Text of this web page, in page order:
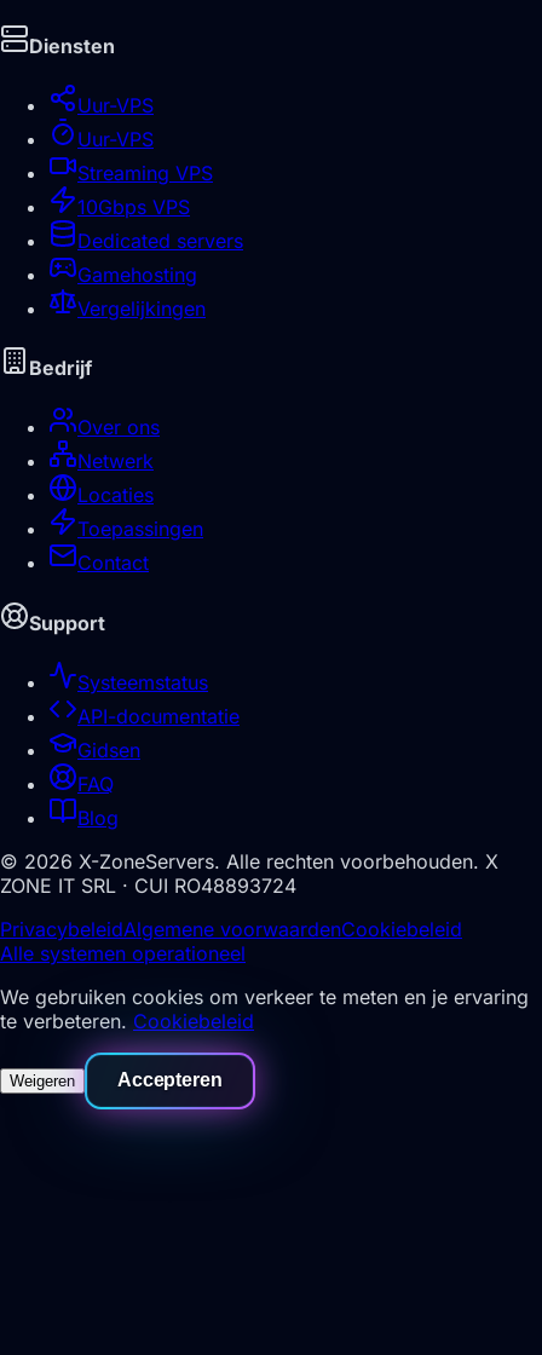
Diensten
Uur-VPS
Uur-VPS
Streaming VPS
10Gbps VPS
Dedicated servers
Gamehosting
Vergelijkingen
Bedrijf
Over ons
Netwerk
Locaties
Toepassingen
Contact
Support
Systeemstatus
API-documentatie
Gidsen
FAQ
Blog
© 2026 X-ZoneServers. Alle rechten voorbehouden. X
ZONE IT SRL · CUI RO48893724
PrivacybeleidAlgemene voorwaardenCookiebeleid
Alle systemen operationeel
We gebruiken cookies om verkeer te meten en je ervaring
te verbeteren. Cookiebeleid
Weigeren Accepteren